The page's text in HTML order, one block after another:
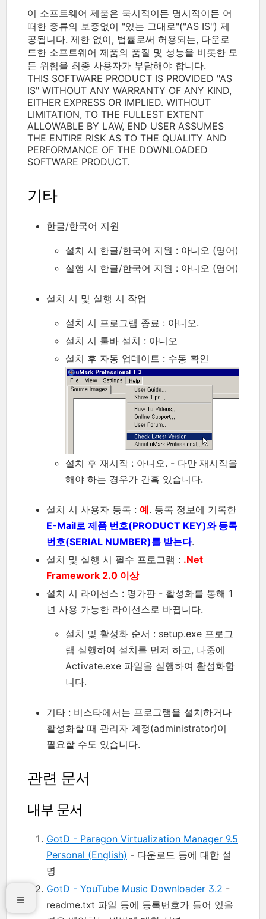
이 소프트웨어 제품은 묵시적이든 명시적이든 어
떠한 종류의 보증없이 "있는 그대로"("AS IS") 제
공됩니다. 제한 없이, 법률로써 허용되는, 다운로
드한 소프트웨어 제품의 품질 및 성능을 비롯한 모
든 위험을 최종 사용자가 부담해야 합니다.
THIS SOFTWARE PRODUCT IS PROVIDED "AS
IS" WITHOUT ANY WARRANTY OF ANY KIND,
EITHER EXPRESS OR IMPLIED. WITHOUT
LIMITATION, TO THE FULLEST EXTENT
ALLOWABLE BY LAW, END USER ASSUMES
THE ENTIRE RISK AS TO THE QUALITY AND
PERFORMANCE OF THE DOWNLOADED
SOFTWARE PRODUCT.
기타
한글/한국어 지원
설치 시 한글/한국어 지원 : 아니오 (영어)
실행 시 한글/한국어 지원 : 아니오 (영어)
설치 시 및 실행 시 작업
설치 시 프로그램 종료 : 아니오.
설치 시 툴바 설치 : 아니오
설치 후 자동 업데이트 : 수동 확인
설치 후 재시작 : 아니오. - 다만 재시작을
해야 하는 경우가 간혹 있습니다.
설치 시 사용자 등록 : 예. 등록 정보에 기록한
E-Mail로 제품 번호(PRODUCT KEY)와 등록
번호(SERIAL NUMBER)를 받는다.
설치 및 실행 시 필수 프로그램 : .Net
Framework 2.0 이상
설치 시 라이선스 : 평가판 - 활성화를 통해 1
년 사용 가능한 라이선스로 바뀝니다.
설치 및 활성화 순서 : setup.exe 프로그
램 실행하여 설치를 먼저 하고, 나중에
Activate.exe 파일을 실행하여 활성화합
니다.
기타 : 비스타에서는 프로그램을 설치하거나
활성화할 때 관리자 계정(administrator)이
필요할 수도 있습니다.
관련 문서
내부 문서
GotD - Paragon Virtualization Manager 9.5
Personal (English) - 다운로드 등에 대한 설
명
GotD - YouTube Music Downloader 3.2 -
readme.txt 파일 등에 등록번호가 들어 있을